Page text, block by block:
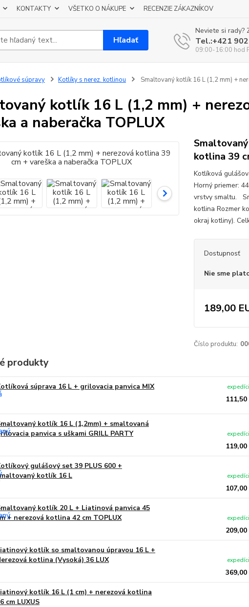
KONTAKTY VŠETKO O NÁKUPE RECENZIE ZÁKAZNÍKOV
Hľadať
Neviete si rady?
Tel.:+421
09:00-16:00 hod
súpravy Kotlíky s nerez. kotlinou Smaltovaný kotlík 16 L (1,2 mm) +
kotlík 16 L (1,2 mm) +
a naberačka TOPLUX
kotlina 39
Kotlíková
Horný priemer:
vrstvy smaltu.
kotlina Rozmer
okraj kotliny).
Dostupnosť
Nie sme
189,00
Číslo produktu:
produkty
súprava 16 L + grilovacia panvica MIX
111,50
kotlík 16 L (1,2mm) + smaltovaná
panvica s uškami GRILL PARTY
119,00
gulášový set 39 PLUS 600 +
kotlík 16 L
107,00
kotlík 20 L + Liatinová panvica 45
+ nerezová kotlina 42 cm TOPLUX
209,00
kotlík so smaltovanou úpravou 16 L +
kotlina (Vysoká) 36 LUX
369,00
kotlík 16 L (1 cm) + nerezová kotlina
cm LUXUS